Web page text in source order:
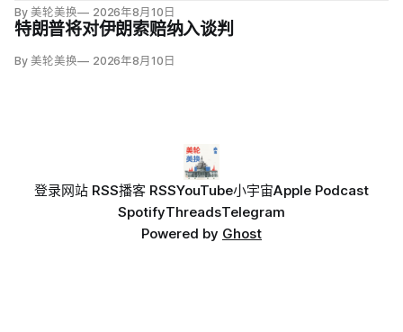
By 美轮美换 2026年8月10日
特朗普将对伊朗索赔纳入谈判
By 美轮美换 2026年8月10日
登录网站 RSS播客 RSSYouTube小宇宙Apple Podcast
SpotifyThreadsTelegram
Powered by Ghost